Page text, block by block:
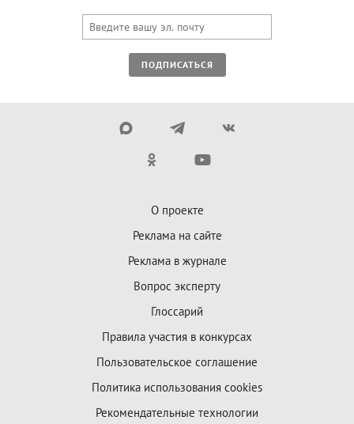
ПОДПИСАТЬСЯ
О проекте
Реклама на сайте
Реклама в журнале
Вопрос эксперту
Глоссарий
Правила участия в конкурсах
Пользовательское соглашение
Политика использования cookies
Рекомендательные технологии